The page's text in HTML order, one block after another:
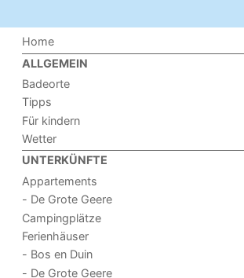
Home
ALLGEMEIN
Badeorte
Tipps
Für kindern
Wetter
UNTERKÜNFTE
Appartements
- De Grote Geere
Campingplätze
Ferienhäuser
- Bos en Duin
- De Grote Geere